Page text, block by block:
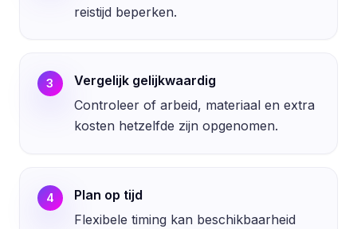
reistijd beperken.
3
Vergelijk gelijkwaardig
Controleer of arbeid, materiaal en extra
kosten hetzelfde zijn opgenomen.
4
Plan op tijd
Flexibele timing kan beschikbaarheid